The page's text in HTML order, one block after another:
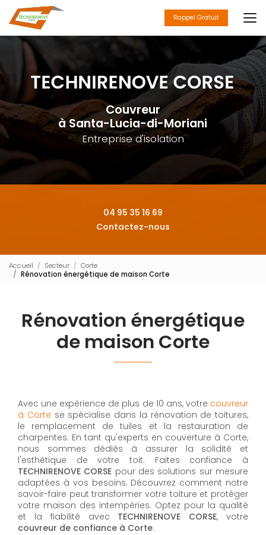
au
contenu
principal
Rappel Gratuit
Couvreur
à Santa-Lucia-di-Moriani
Entreprise d'isolation
04 95 35 16 69
Contactez-nous
Accueil Secteur
Corte
Rénovation énergétique de maison Corte
Rénovation énergétique
de maison Corte
Avec une expérience de plus de 10 ans, votre couvreur
à Corte se spécialise dans la rénovation de toitures,
le remplacement de tuiles et la restauration de
charpentes. En tant qu'experts en couverture à Corte,
nous sommes dédiés à assurer la solidité et
l'esthétique de votre toit. Faites confiance à
TECHNIRENOVE CORSE pour des solutions sur mesure
adaptées à vos besoins. Découvrez comment notre
savoir-faire peut transformer votre toiture et protéger
votre maison des intempéries. Optez pour la qualité
et la fiabilité avec TECHNIRENOVE CORSE, votre
couvreur de confiance à Corte.